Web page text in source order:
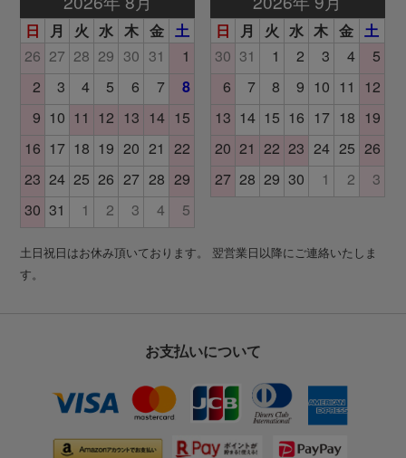
土日祝日はお休み頂いております。 翌営業日以降にご連絡いたしま
す。
お支払いについて